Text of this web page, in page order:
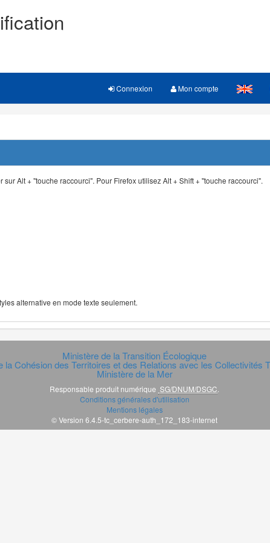
Connexion Mon compte
Alt + "touche raccourci". Pour Firefox utilisez Alt + Shift + "touche raccourci".
alternative en mode texte seulement.
Ministère de la Transition Écologique
la Cohésion des Territoires et des Relations avec les Collectivités
Ministère de la Mer
Responsable produit numérique SG/DNUM/DSGC
Conditions générales d'utilisation
Mentions légales
© Version 6.4.5-tc_cerbere-auth_172_183-internet